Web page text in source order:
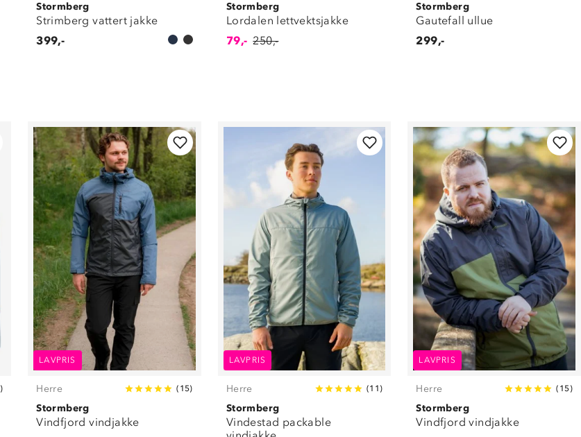
Stormberg
Strimberg vattert jakke
399,-
Stormberg
Lordalen lettvektsjakke
79,- 250,-
Stormberg
Gautefall ullue
299,-
)
LAVPRIS
Herre ( 15)
Stormberg
Vindfjord vindjakke
LAVPRIS
Herre (11 )
Stormberg
Vindestad packable
LAVPRIS
Herre ( 15)
Stormberg
Vindfjord vindjakke